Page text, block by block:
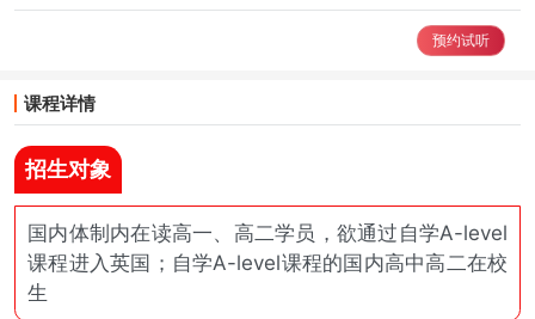
预约试听
课程详情
招生对象
国内体制内在读高一、高二学员，欲通过自学A-level
课程进入英国；自学A-level课程的国内高中高二在校
生